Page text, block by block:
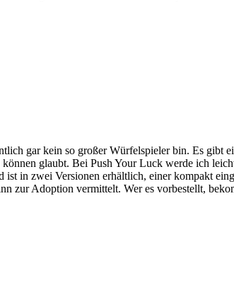
gar kein so großer Würfelspieler bin. Es gibt
glaubt. Bei Push Your Luck werde ich
in zwei Versionen erhältlich, einer kompakt
zur Adoption vermittelt. Wer es vorbestellt,